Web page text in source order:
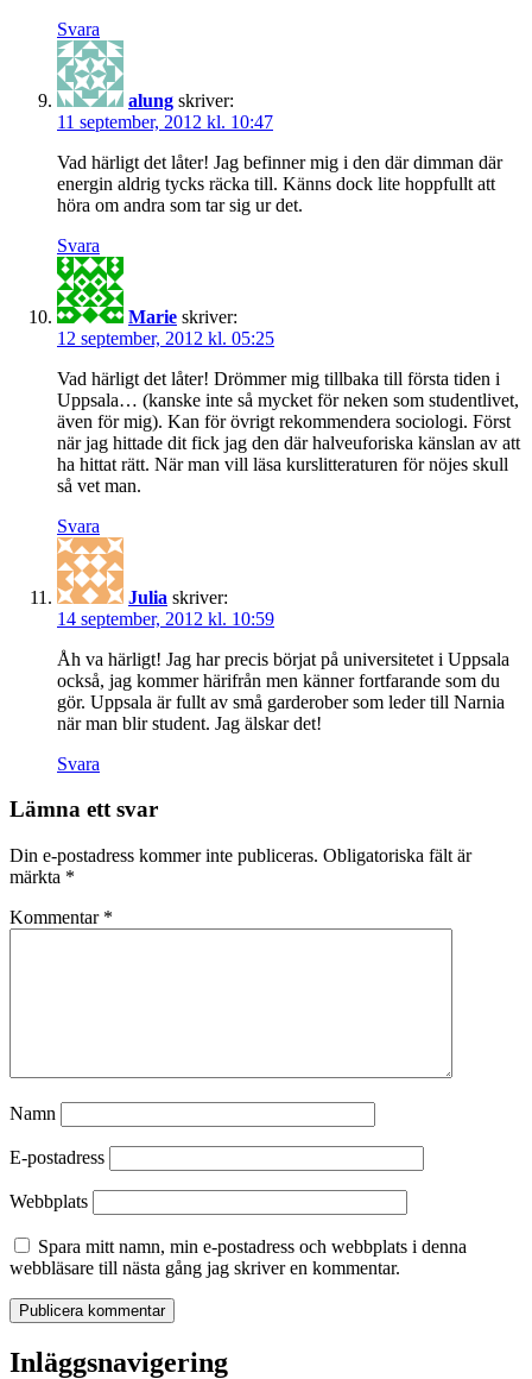
Svara
alung skriver:
11 september, 2012 kl. 10:47
Vad härligt det låter! Jag befinner mig i den där dimman där
energin aldrig tycks räcka till. Känns dock lite hoppfullt att
höra om andra som tar sig ur det.
Svara
Marie skriver:
12 september, 2012 kl. 05:25
Vad härligt det låter! Drömmer mig tillbaka till första tiden i
Uppsala… (kanske inte så mycket för neken som studentlivet,
även för mig). Kan för övrigt rekommendera sociologi. Först
när jag hittade dit fick jag den där halveuforiska känslan av att
ha hittat rätt. När man vill läsa kurslitteraturen för nöjes skull
så vet man.
Svara
Julia skriver:
14 september, 2012 kl. 10:59
Åh va härligt! Jag har precis börjat på universitetet i Uppsala
också, jag kommer härifrån men känner fortfarande som du
gör. Uppsala är fullt av små garderober som leder till Narnia
när man blir student. Jag älskar det!
Svara
Lämna ett svar
Din e-postadress kommer inte publiceras. Obligatoriska fält är
märkta *
Kommentar *
Namn
E-postadress
Webbplats
Spara mitt namn, min e-postadress och webbplats i denna
webbläsare till nästa gång jag skriver en kommentar.
Inläggsnavigering